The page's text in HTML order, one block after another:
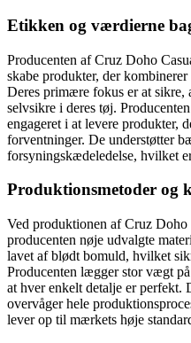
Etikken og værdierne
Producenten af Cruz Doho
skabe produkter, der
Deres primære fokus er at
selvsikre i deres tøj.
engageret i at levere produkter,
forventninger. De understøtter
forsyningskædeledelse, hvilket
Produktionsmetoder og
Ved produktionen af Cruz Doho
producenten nøje udvalgte
lavet af blødt bomuld, hvilket
Producenten lægger stor vægt
at hver enkelt detalje er perfekt.
overvåger hele
lever op til mærkets høje